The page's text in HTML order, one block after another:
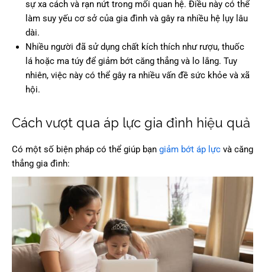
sự xa cách và rạn nứt trong mối quan hệ. Điều này có thể
làm suy yếu cơ sở của gia đình và gây ra nhiều hệ lụy lâu
dài.
Nhiều người đã sử dụng chất kích thích như rượu, thuốc
lá hoặc ma túy để giảm bớt căng thẳng và lo lắng. Tuy
nhiên, việc này có thể gây ra nhiều vấn đề sức khỏe và xã
hội.
Cách vượt qua áp lực gia đình hiệu quả
Có một số biện pháp có thể giúp bạn giảm bớt áp lực và căng
thẳng gia đình: